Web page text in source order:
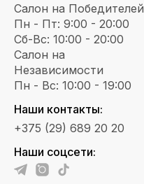
Салон на Победителей
Пн - Пт: 9:00 - 20:00
Сб-Вс: 10:00 - 20:00
Салон на
Независимости
Пн - Вс: 10:00 - 19:00
Наши контакты:
+375 (29) 689 20 20
Наши соцсети: